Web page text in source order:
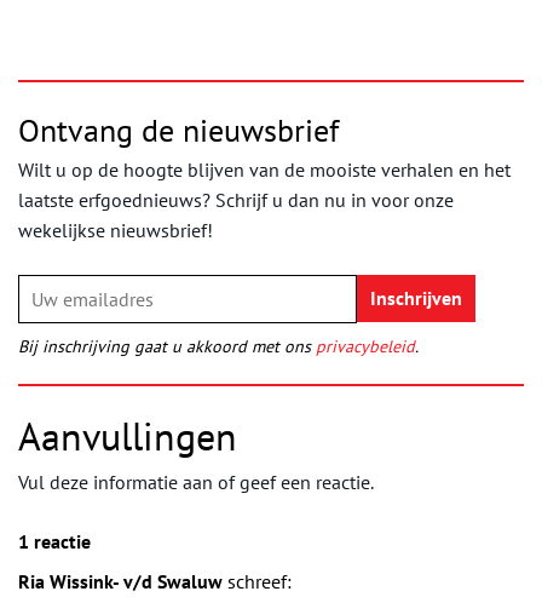
Ontvang de nieuwsbrief
Wilt u op de hoogte blijven van de mooiste verhalen en het
laatste erfgoednieuws? Schrijf u dan nu in voor onze
wekelijkse nieuwsbrief!
Bij inschrijving gaat u akkoord met ons privacybeleid.
Aanvullingen
Vul deze informatie aan of geef een reactie.
1 reactie
Ria Wissink- v/d Swaluw schreef: